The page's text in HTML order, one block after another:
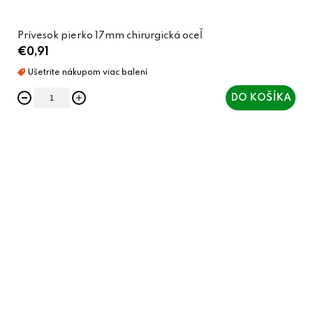
Prívesok pierko 17mm chirurgická oceľ
€0,91
DO KOŠÍKA